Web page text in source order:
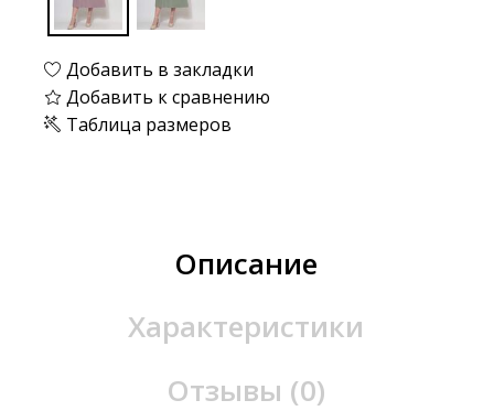
Добавить в закладки
Добавить к сравнению
Таблица размеров
Описание
Характеристики
Отзывы (0)